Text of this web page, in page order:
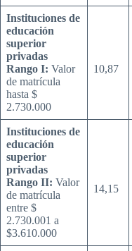
Instituciones de
educación
superior
privadas
Rango I: Valor
de matrícula
hasta $
2.730.000
10,87
Instituciones de
educación
superior
privadas
Rango II: Valor
de matrícula
entre $
2.730.001 a
$3.610.000
14,15